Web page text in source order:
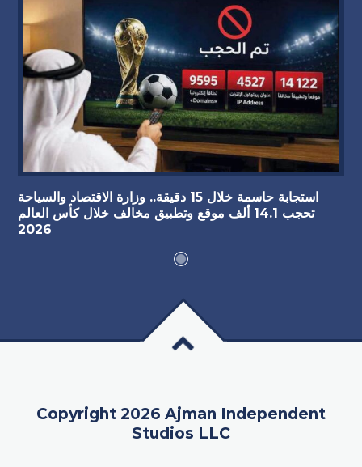
استجابة حاسمة خلال 15 دقيقة.. وزارة الاقتصاد والسياحة
تحجب 14.1 ألف موقع وتطبيق مخالف خلال كأس العالم
2026
Copyright 2026 Ajman Independent
Studios LLC